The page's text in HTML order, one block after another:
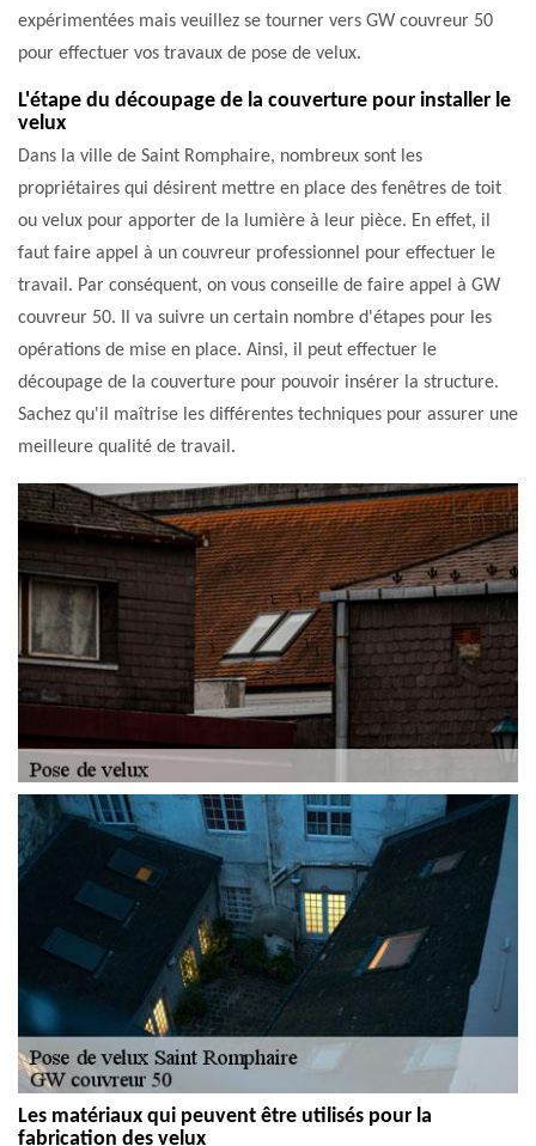
expérimentées mais veuillez se tourner vers GW couvreur 50
pour effectuer vos travaux de pose de velux.
L'étape du découpage de la couverture pour installer le
velux
Dans la ville de Saint Romphaire, nombreux sont les
propriétaires qui désirent mettre en place des fenêtres de toit
ou velux pour apporter de la lumière à leur pièce. En effet, il
faut faire appel à un couvreur professionnel pour effectuer le
travail. Par conséquent, on vous conseille de faire appel à GW
couvreur 50. Il va suivre un certain nombre d'étapes pour les
opérations de mise en place. Ainsi, il peut effectuer le
découpage de la couverture pour pouvoir insérer la structure.
Sachez qu'il maîtrise les différentes techniques pour assurer une
meilleure qualité de travail.
Les matériaux qui peuvent être utilisés pour la
fabrication des velux